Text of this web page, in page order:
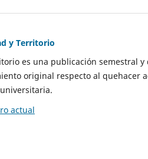
y Territorio
es una publicación semestral
original respecto al quehacer
actual